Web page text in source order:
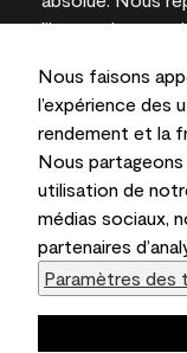
Nous faisons
l’expérience des
rendement et la
Nous
utilisation de
médias sociaux,
partenaires
Paramètres des
l’innovation et
l’expertise locale.
Les couleurs
documents
en contenant.